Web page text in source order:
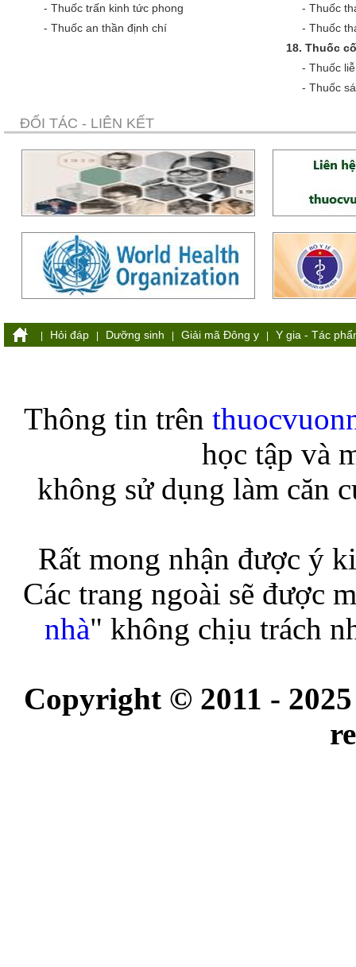
- Thuốc trấn kinh tức phong
- Thuốc an thần định chí
- Thuốc
- Thuốc
18. Thuốc
- Thuốc
- Thuốc
ĐỐI TÁC - LIÊN KẾT
| Hỏi đáp | Dưỡng sinh | Giải mã Đông y | Y gia - Tác
Thông tin trên
học tập và
không sử dụng làm căn
Rất mong nhận được ý
Các trang ngoài sẽ được
nhà" không chịu trách
Copyright © 2011 - 2025